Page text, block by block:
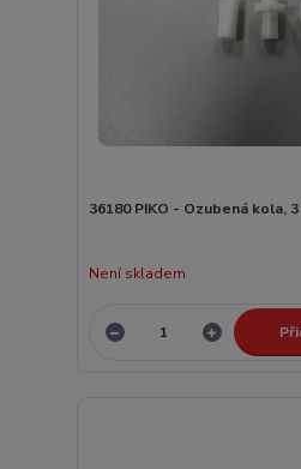
36180 PIKO - Ozubená kola,
Není skladem